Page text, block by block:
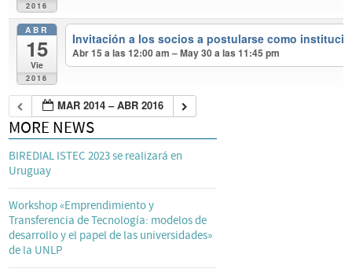
2016
ABR
15
Vie
2016
Invitación a los socios a postularse como
Abr 15 a las 12:00 am – May 30 a las 11:45 pm
MAR 2014 – ABR 2016
MORE NEWS
BIREDIAL ISTEC 2023 se realizará en
Uruguay
Workshop «Emprendimiento y
Transferencia de Tecnología: modelos de
desarrollo y el papel de las universidades»
de la UNLP